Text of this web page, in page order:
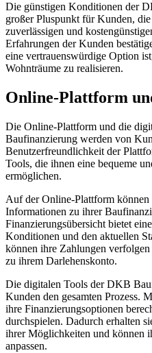
Die günstigen Konditionen der
großer Pluspunkt für Kunden,
zuverlässigen und
Erfahrungen der Kunden
eine vertrauenswürdige Option
Wohnträume zu realisieren.
Online-Plattform
Die Online-Plattform und die
Baufinanzierung werden von
Benutzerfreundlichkeit der
Tools, die ihnen eine bequeme
ermöglichen.
Auf der Online-Plattform können
Informationen zu ihrer
Finanzierungsübersicht bietet
Konditionen und den aktuellen
können ihre Zahlungen
zu ihrem Darlehenskonto.
Die digitalen Tools der DKB
Kunden den gesamten Prozess.
ihre Finanzierungsoptionen
durchspielen. Dadurch erhalten
ihrer Möglichkeiten und können
anpassen.